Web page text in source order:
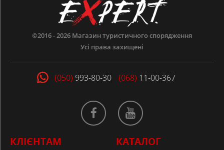
©2016 - 2026 Магазин туристичного спорядження
Усі права захищені
(050) 993-80-30 (068) 11-00-367
КЛІЄНТАМ КАТАЛОГ